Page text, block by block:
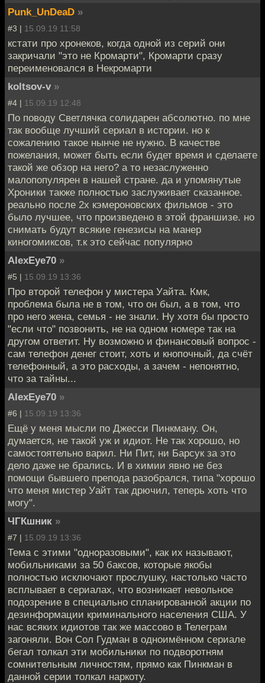
Punk_UnDeaD »
#3 | 15.09.19 11:58
кстати про хронеков, когда одной из серий они
закричали "это не Кромарти", Кромарти сразу
переименовался в Некромарти
koltsov-v »
#4 | 15.09.19 12:48
По поводу Светлячка солидарен абсолютно. по мне
так вообще лучший сериал в истории. но к
сожалению такое нынче не нужно. В качестве
пожелания, может быть если будет время и сделаете
такой же обзор на него? а то незаслуженно
малопопулярен в нашей стране. да и упомянутые
Хроники также полностью заслуживает сказанное.
реально после 2х кэмероновских фильмов - это
было лучшее, что произведено в этой франшизе. но
снимать будут всякие генезисы на манер
киногомиксов, т.к это сейчас популярно
AlexEye70 »
#5 | 15.09.19 13:36
Про второй телефон у мистера Уайта. Кмк,
проблема была не в том, что он был, а в том, что
про него жена, семья - не знали. Ну хотя бы просто
"если что" позвонить, не на одном номере так на
другом ответит. Ну возможно и финансовый вопрос -
сам телефон денег стоит, хоть и кнопочный, да счёт
телефонный, а это расходы, а зачем - непонятно,
что за тайны...
AlexEye70 »
#6 | 15.09.19 13:36
Ещё у меня мысли по Джесси Пинкману. Он,
думается, не такой уж и идиот. Не так хорошо, но
самостоятельно варил. Ни Пит, ни Барсук за это
дело даже не брались. И в химии явно не без
помощи бывшего препода разобрался, типа "хорошо
что меня мистер Уайт так дрючил, теперь хоть что
могу".
ЧГКшник »
#7 | 15.09.19 13:36
Тема с этими "одноразовыми", как их называют,
мобильниками за 50 баксов, которые якобы
полностью исключают прослушку, настолько часто
всплывает в сериалах, что возникает невольное
подозрение в специально спланированной акции по
дезинформации криминального населения США. У
нас всяких идиотов так же массово в Телеграм
загоняли. Вон Сол Гудман в одноимённом сериале
бегал толкал эти мобильники по подворотням
сомнительным личностям, прямо как Пинкман в
данной серии толкал наркоту.